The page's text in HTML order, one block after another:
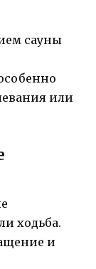
сауны
или
ходьба.
и